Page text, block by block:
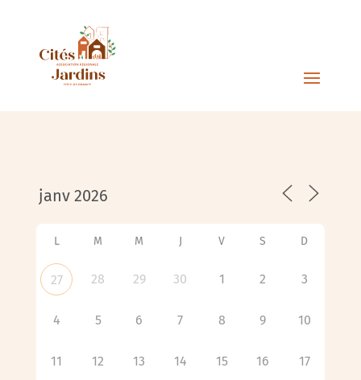
L M M J V S D
27 28 29 30 1 2 3
4 5 6 7 8 9 10
11 12 13 14 15 16 17